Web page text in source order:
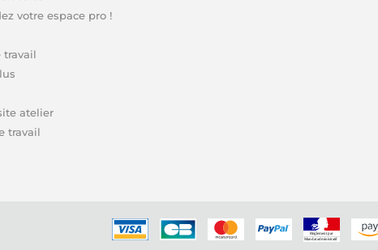
votre espace pro !
travail
atelier
travail